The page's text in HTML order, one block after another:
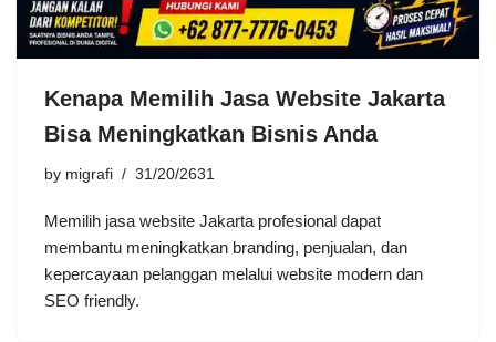
Kenapa Memilih Jasa Website Jakarta
Bisa Meningkatkan Bisnis Anda
by migrafi 31/20/2631
Memilih jasa website Jakarta profesional dapat
membantu meningkatkan branding, penjualan, dan
kepercayaan pelanggan melalui website modern dan
SEO friendly.